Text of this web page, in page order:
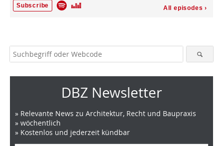
DBZ Newsletter
» Relevante News zu Architektur, Recht und Baupraxis
» wöchentlich
» Kostenlos und jederzeit kündbar